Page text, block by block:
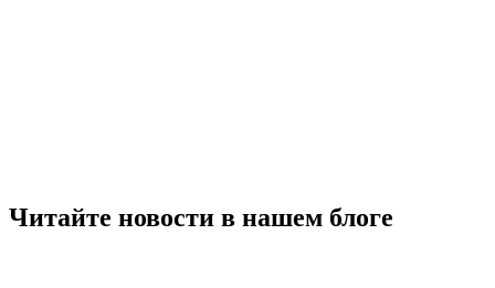
Читайте новости в нашем блоге